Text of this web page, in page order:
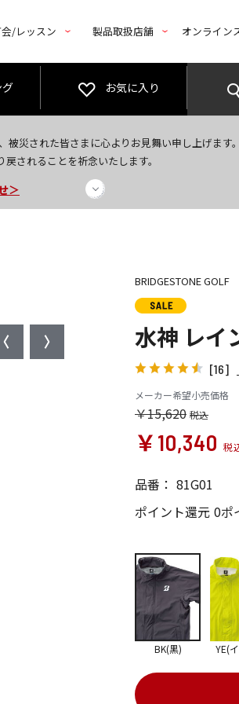
/レッスン 製品取扱店舗 オンライン
お気に入り
災された皆さまに心よりお見舞い申し上げます。
されることを祈念いたします。
レゼント！
＞
BRIDGESTONE GOLF
水神 レイ
[16]
メーカー希望小売価格
￥15,620
￥10,340
品番： 81G01
ポイント還元 0ポ
BK(黒) YE(